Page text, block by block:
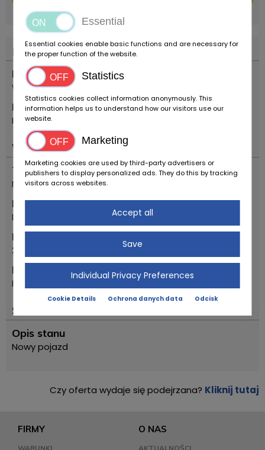
Lokalizacja
Kraj
Włochy
Miejsce
Reggio Emilia
Ważny
Typ pojazdu
Motocykle
Marka
Ducati
Pierwszy rok rejestracji
2023
Model
Panigale V4 Replica Bautista
Status
Opis stanu
Nowy pojazd
Czy oferta wydaje się podejrzana? Kliknij tutaj
FIRMY
WARUNKI
O NAS
AKTUALNOŚCI
Essential
Essential cookies enable basic functions and are necessary for
the proper function of the website.
Statistics
Statistics cookies collect information anonymously. This
information helps us to understand how our visitors use our
website.
Marketing
Marketing cookies are used by third-party advertisers or
publishers to display personalized ads. They do this by tracking
visitors across websites.
Accept all
Save
Individual Privacy Preferences
Cookie Details Ochrona danych data Odcisk